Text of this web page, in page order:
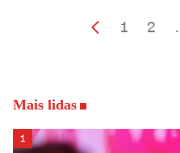
1 2
Mais lidas
1